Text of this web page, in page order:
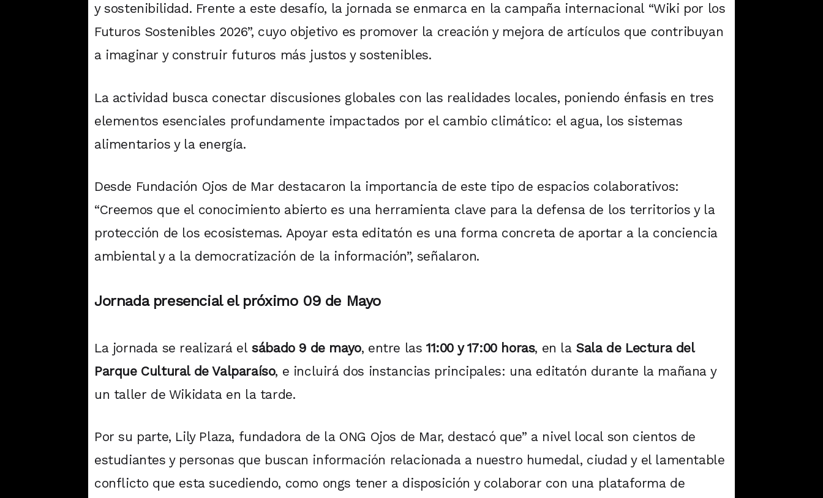
y sostenibilidad. Frente a este desafío, la jornada se enmarca en la campaña internacional “Wiki por los
Futuros Sostenibles 2026”, cuyo objetivo es promover la creación y mejora de artículos que contribuyan
a imaginar y construir futuros más justos y sostenibles.
La actividad busca conectar discusiones globales con las realidades locales, poniendo énfasis en tres
elementos esenciales profundamente impactados por el cambio climático: el agua, los sistemas
alimentarios y la energía.
Desde Fundación Ojos de Mar destacaron la importancia de este tipo de espacios colaborativos:
“Creemos que el conocimiento abierto es una herramienta clave para la defensa de los territorios y la
protección de los ecosistemas. Apoyar esta editatón es una forma concreta de aportar a la conciencia
ambiental y a la democratización de la información”, señalaron.
Jornada presencial el próximo09 de Mayo
La jornada se realizará elsábado 9 de mayo, entre las11:00 y 17:00 horas, en la Sala de Lectura del
Parque Cultural de Valparaíso, e incluirá dos instancias principales: una editatón durante la mañana y
un taller de Wikidata en la tarde.
Por su parte, Lily Plaza, fundadora de la ONG Ojos de Mar, destacó que” a nivel local son cientos de
estudiantes y personas que buscan información relacionada a nuestro humedal, ciudad y el lamentable
conflicto que esta sucediendo, como ongs tener a disposición y colaborar con una plataforma de